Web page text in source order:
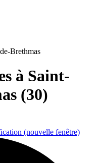
Brethmas
à Saint-
(30)
(nouvelle fenêtre)